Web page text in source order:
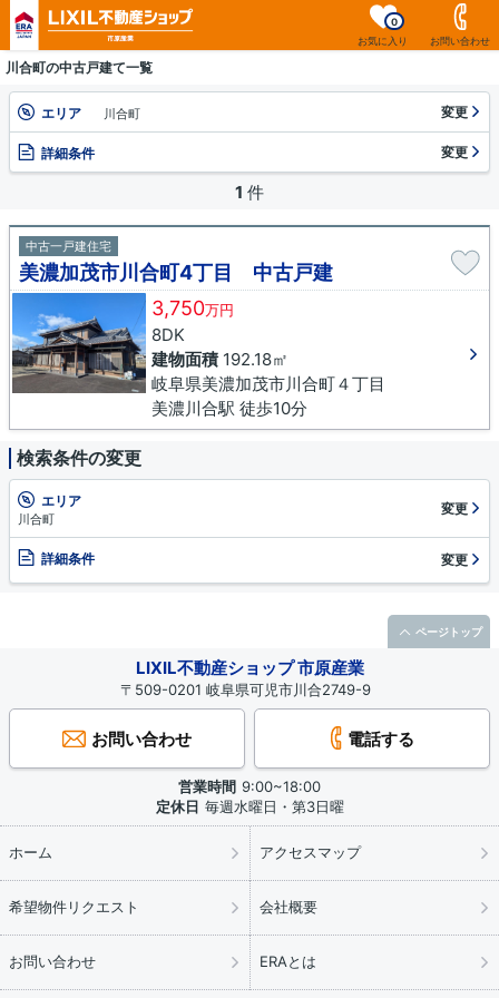
お気に入り
0
お問い合わせ
川合町の中古戸建て一覧
エリア 川合町 変更
詳細条件 変更
1 件
中古一戸建住宅
美濃加茂市川合町4丁目 中古戸建
3,750万円
8DK
建物面積192.18㎡
岐阜県美濃加茂市川合町４丁目
美濃川合駅 徒歩10分
検索条件の変更
エリア
川合町
変更
詳細条件 変更
LIXIL不動産ショップ 市原産業
〒509-0201 岐阜県可児市川合2749-9
お問い合わせ 電話する
営業時間 9:00~18:00
定休日 毎週水曜日・第3日曜
ホーム アクセスマップ
希望物件リクエスト 会社概要
お問い合わせ ERAとは
ページトップ